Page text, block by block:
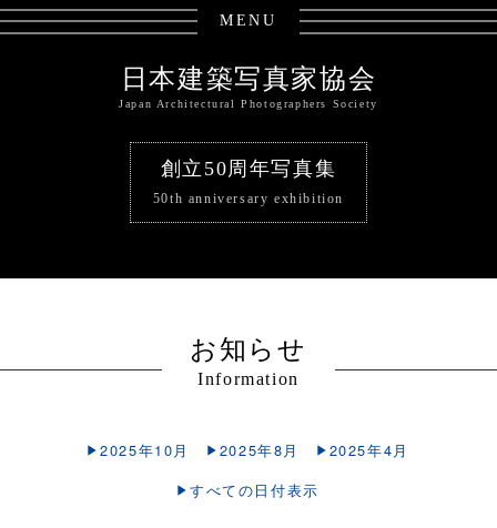
MENU
日本建築写真家協会
Japan Architectural Photographers Society
創立50周年写真集
50th anniversary exhibition
お知らせ
Information
2025年10月 2025年8月
2025年4月
すべての日付表示